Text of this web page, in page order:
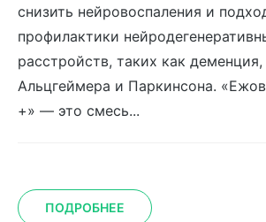
снизить нейровоспаления и
профилактики
расстройств, таких как деменция,
Альцгеймера и Паркинсона.
+» — это смесь...
ПОДРОБНЕЕ